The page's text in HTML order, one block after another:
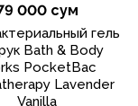
000 сум
гель
Bath & Body
PocketBac
Lavender
Vanilla